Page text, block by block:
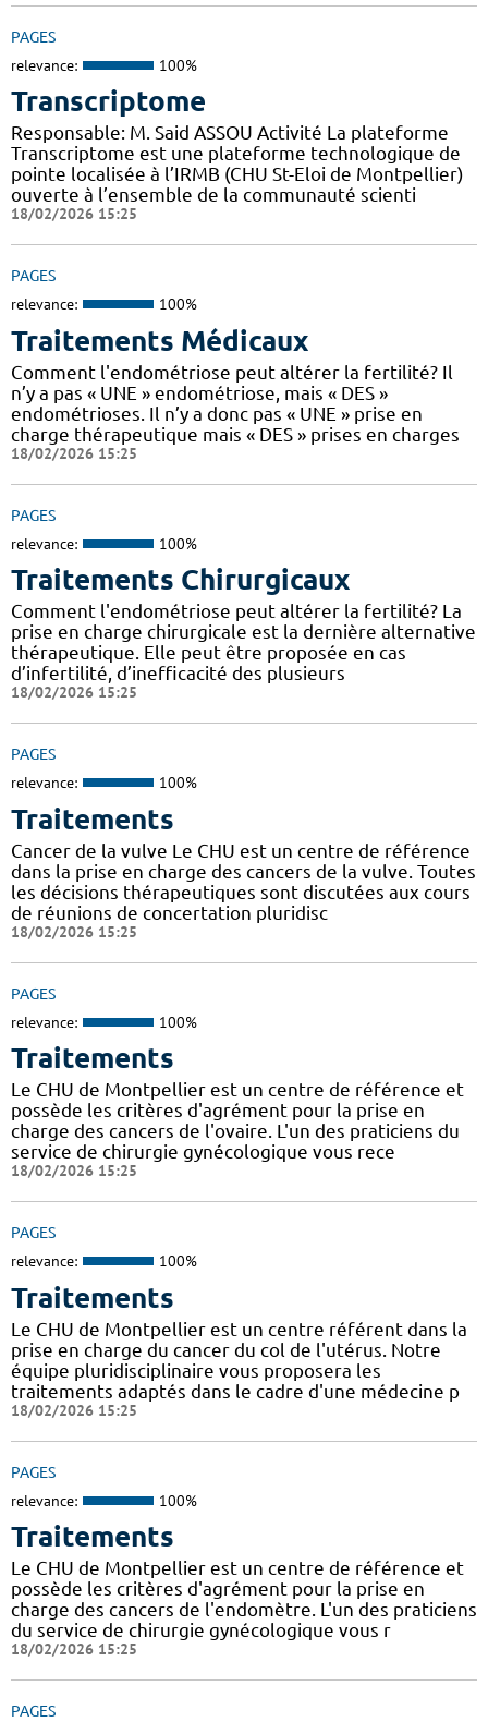
PAGES
relevance: 100%
Transcriptome
Responsable: M. Said ASSOU Activité La plateforme
Transcriptome est une plateforme technologique de
pointe localisée à l’IRMB (CHU St-Eloi de Montpellier)
ouverte à l’ensemble de la communauté scienti
18/02/2026 15:25
PAGES
relevance: 100%
Traitements Médicaux
Comment l'endométriose peut altérer la fertilité? Il
n’y a pas « UNE » endométriose, mais « DES »
endométrioses. Il n’y a donc pas « UNE » prise en
charge thérapeutique mais « DES » prises en charges
18/02/2026 15:25
PAGES
relevance: 100%
Traitements Chirurgicaux
Comment l'endométriose peut altérer la fertilité? La
prise en charge chirurgicale est la dernière alternative
thérapeutique. Elle peut être proposée en cas
d’infertilité, d’inefficacité des plusieurs
18/02/2026 15:25
PAGES
relevance: 100%
Traitements
Cancer de la vulve Le CHU est un centre de référence
dans la prise en charge des cancers de la vulve. Toutes
les décisions thérapeutiques sont discutées aux cours
de réunions de concertation pluridisc
18/02/2026 15:25
PAGES
relevance: 100%
Traitements
Le CHU de Montpellier est un centre de référence et
possède les critères d'agrément pour la prise en
charge des cancers de l'ovaire. L'un des praticiens du
service de chirurgie gynécologique vous rece
18/02/2026 15:25
PAGES
relevance: 100%
Traitements
Le CHU de Montpellier est un centre référent dans la
prise en charge du cancer du col de l'utérus. Notre
équipe pluridisciplinaire vous proposera les
traitements adaptés dans le cadre d'une médecine p
18/02/2026 15:25
PAGES
relevance: 100%
Traitements
Le CHU de Montpellier est un centre de référence et
possède les critères d'agrément pour la prise en
charge des cancers de l'endomètre. L'un des praticiens
du service de chirurgie gynécologique vous r
18/02/2026 15:25
PAGES